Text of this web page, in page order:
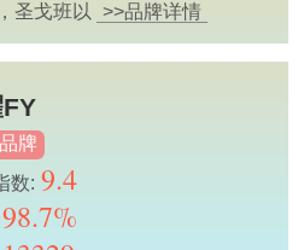
圣戈班以
>>品牌详情
牌
数: 9.4
98.7%